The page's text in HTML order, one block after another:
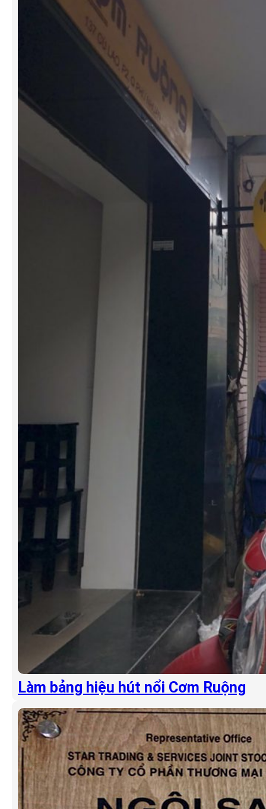
Làm bảng hiệu hút nổi Cơm Ruộng